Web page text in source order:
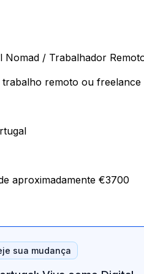
Nomad / Trabalhador
trabalho remoto ou freelance
aproximadamente €3700
sua mudança